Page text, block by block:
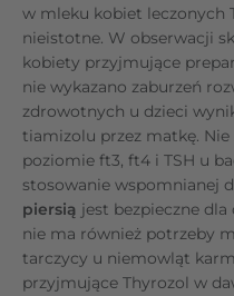
w mleku kobiet leczonych
nieistotne. W obserwacji
kobiety przyjmujące
nie wykazano zaburzeń
zdrowotnych u dzieci
tiamizolu przez matkę.
poziomie ft3, ft4 i TSH u
stosowanie wspomnianej
piersią jest bezpieczne
nie ma również potrzeby
tarczycy u niemowląt
przyjmujące Thyrozol w